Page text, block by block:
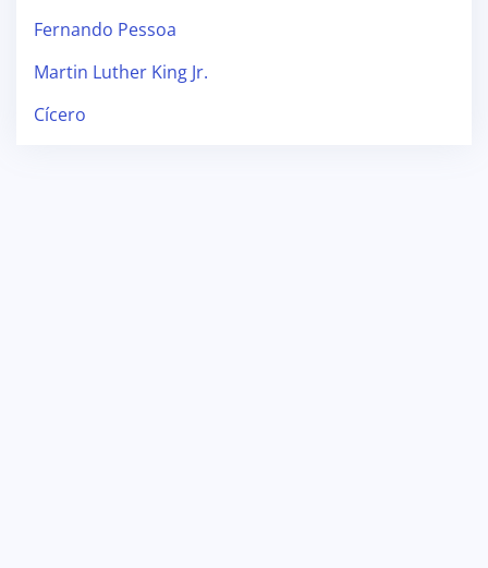
Fernando Pessoa
Martin Luther King Jr.
Cícero